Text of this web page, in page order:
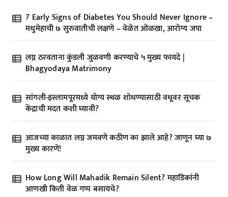
n
a
t
i
o
n
7 Early Signs of Diabetes You Should Never Ignore –
मधुमेहाची ७ सुरुवातीची लक्षणे – वेळेत ओळखा, आरोग्य जपा
लग्न ठरवताना कुंडली जुळवणी करण्याचे ५ मुख्य फायदे |
Bhagyodaya Matrimony
सांगली-इस्लामपूरमध्ये योग्य स्थळ शोधण्यासाठी वधूवर सूचक
केंद्राची मदत कशी घ्यावी?
आजच्या काळात लग्न जमवणे कठीण का झाले आहे? जाणून घ्या ७
मुख्य कारणे!
How Long Will Mahadik Remain Silent? महाडिकांनी
आणखी किती वेळ गप्प बसायचे?